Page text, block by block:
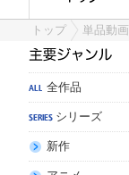
トップ 単品動画
全作品
シリーズ
新作